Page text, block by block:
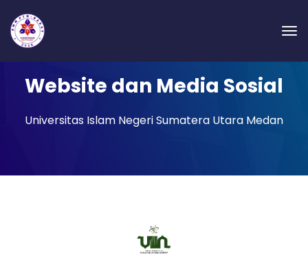
Website dan Media Sosial
Universitas Islam Negeri Sumatera Utara Medan